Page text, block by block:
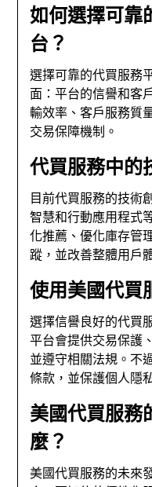
如何選擇可靠
台？
選擇可靠的代買服務
面：平台的信譽和客
輸效率、客戶服務質
交易保障機制。
代買服務中的
目前代買服務的技術
智慧和行動應用程式
化推薦、優化庫存管
蹤，並改善整體用戶
使用美國代買
選擇信譽良好的代買
平台會提供交易保護
並遵守相關法規。不
條款，並保護個人隱
美國代買服務
麼？
美國代買服務的未來